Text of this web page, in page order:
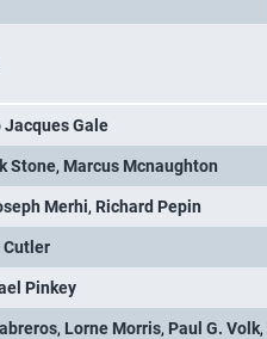
Jacques Gale
Stone, Marcus Mcnaughton
Merhi, Richard Pepin
Cutler
Pinkey
, Lorne Morris, Paul G. Volk,